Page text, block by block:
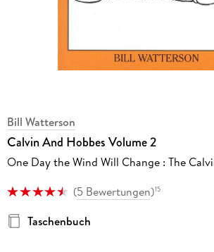
Bill Watterson
Calvin And Hobbes Volume 2
One Day the Wind Will Change : The
(5 Bewertungen)15
Taschenbuch